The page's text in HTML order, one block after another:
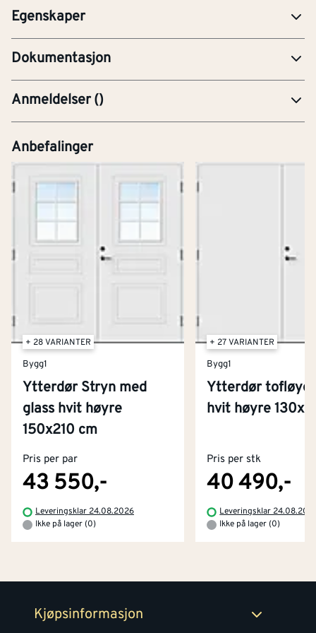
Egenskaper
Dokumentasjon
YTE-Ytelseserklæring (CE-merking)
Anmeldelser()
Anbefalinger
+ 28 VARIANTER
Bygg1
Ytterdør Stryn med
glass hvit høyre
150x210 cm
Pris per par
43 550,-
Leveringsklar 24.08.2026
Ikke på lager (0)
+ 27 VARIANTER
Bygg1
Ytterdør
hvit høyre
Pris per stk
40 490,-
Leveringsklar
Ikke på lager (0)
Kjøpsinformasjon
Kjøpsbetingelser
Retur- og angrerettsskjema
Kontakt oss
Tjenester
Montér Klubb
Om Montér
Byggevarehus og åpningstider
Prismatch